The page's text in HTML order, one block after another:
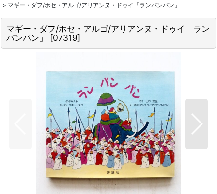
> マギー・ダフ/ホセ・アルゴ/アリアンヌ・ドゥイ「ランパンパン」
マギー・ダフ/ホセ・アルゴ/アリアンヌ・ドゥイ「ラン
パンパン」
[07319]